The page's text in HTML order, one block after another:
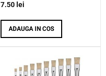
7.50 lei
ADAUGA IN COS